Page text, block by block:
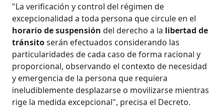
"La verificación y control del régimen de
excepcionalidad a toda persona que circule en el
horario de suspensióndel derecho a la libertad de
tránsitoserán efectuados considerando las
particularidades de cada caso de forma racional y
proporcional, observando el contexto de necesidad
y emergencia de la persona que requiera
ineludiblemente desplazarse o movilizarse mientras
rige la medida excepcional", precisa el Decreto.